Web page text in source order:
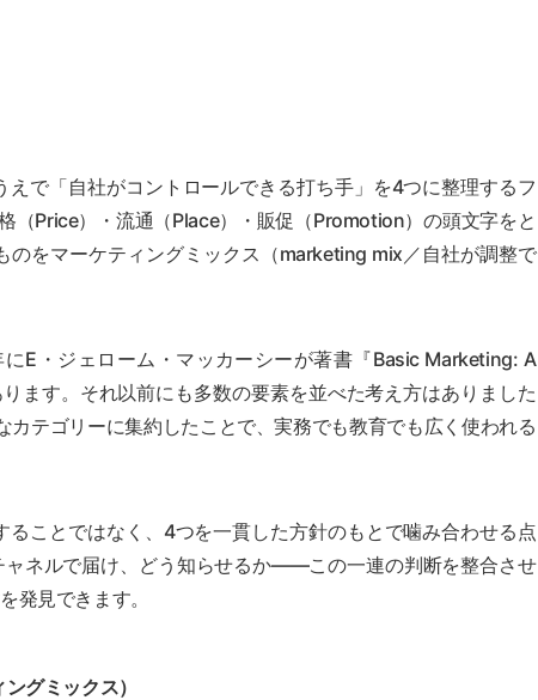
で「自社がコントロールできる打ち手」を4つに整理するフ
（Price）・流通（Place）・販促（Promotion）の頭文字をと
のをマーケティングミックス（marketing mix／自社が調整で
E・ジェローム・マッカーシーが著書『Basic Marketing: A
ます。それ以前にも多数の要素を並べた考え方はありました
テゴリーに集約したことで、実務でも教育でも広く使われる
ことではなく、4つを一貫した方針のもとで噛み合わせる点
ャネルで届け、どう知らせるか——この一連の判断を整合させ
発見できます。
グミックス）